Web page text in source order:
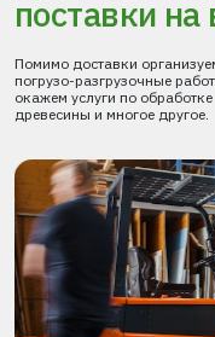
поставки на
Помимо доставки
погрузо-разгрузочные
окажем услуги по обработке
древесины и многое другое.